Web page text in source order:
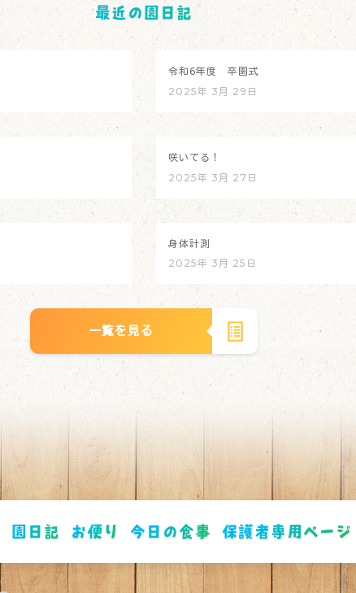
最近の園日記
令和6年度 卒園式
2025年 3月 29日
咲いてる！
2025年 3月 27日
身体計測
2025年 3月 25日
一覧を見る
園日記 お便り 今日の食事 保護者専用ページ